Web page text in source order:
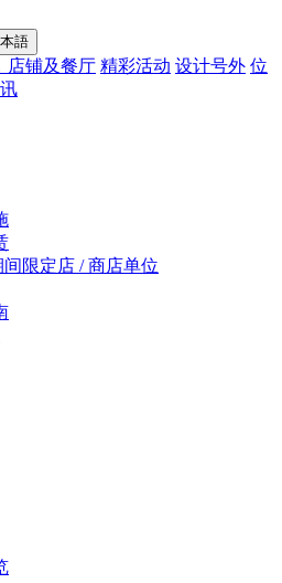
語
店铺及餐厅 精彩活动 设计号外 位
限定店 / 商店单位